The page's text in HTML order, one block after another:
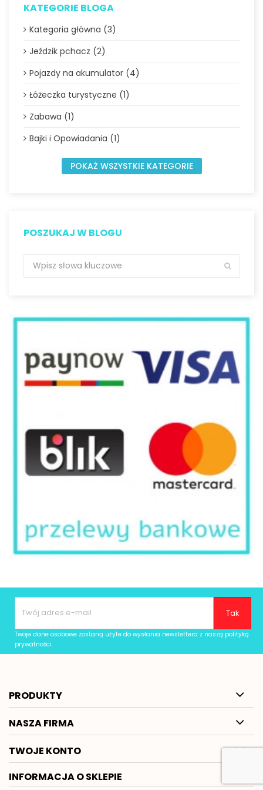
KATEGORIE BLOGA
Kategoria główna (3)
Jeździk pchacz (2)
Pojazdy na akumulator (4)
Łóżeczka turystyczne (1)
Zabawa (1)
Bajki i Opowiadania (1)
POKAŻ WSZYSTKIE KATEGORIE
POSZUKAJ W BLOGU
Twoje dane osobowe zostaną użyte do wysłania newslettera z naszą polityką
prywatności.
PRODUKTY
NASZA FIRMA
TWOJE KONTO
INFORMACJA O SKLEPIE